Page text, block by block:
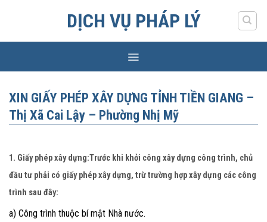
DỊCH VỤ PHÁP LÝ
XIN GIẤY PHÉP XÂY DỰNG TỈNH TIỀN GIANG –
Thị Xã Cai Lậy – Phường Nhị Mỹ
1. Giấy phép xây dựng:Trước khi khởi công xây dựng công trình, chủ
đầu tư phải có giấy phép xây dựng, trừ trường hợp xây dựng các công
trình sau đây:
a) Công trình thuộc bí mật Nhà nước.